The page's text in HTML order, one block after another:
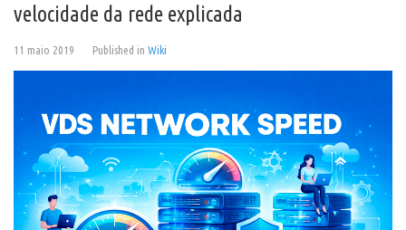
velocidade da rede explicada
11 maio 2019 Published in Wiki